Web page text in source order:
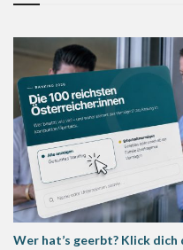
Wer hat’s geerbt? Klick